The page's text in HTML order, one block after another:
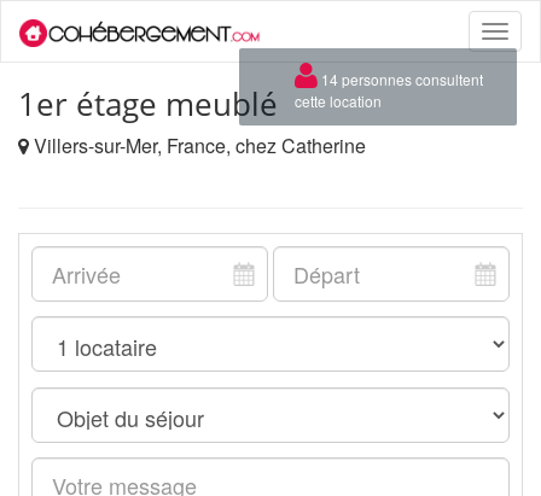
Toggle
1er étage meublé
Villers-sur-Mer, France, chez Catherine
×
14 personnes consultent
cette location